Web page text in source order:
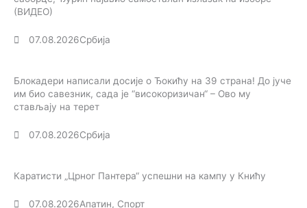
(ВИДЕО)
07.08.2026Србија
Блокадери написали досије о Ђокићу на 39 страна! До јуче
им био савезник, сада је “високоризичан“ – Ово му
стављају на терет
07.08.2026Србија
Каратисти „Црног Пантера“ успешни на кампу у Книћу
07.08.2026Апатин, Спорт